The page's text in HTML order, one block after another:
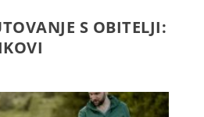
S OBITELJI: